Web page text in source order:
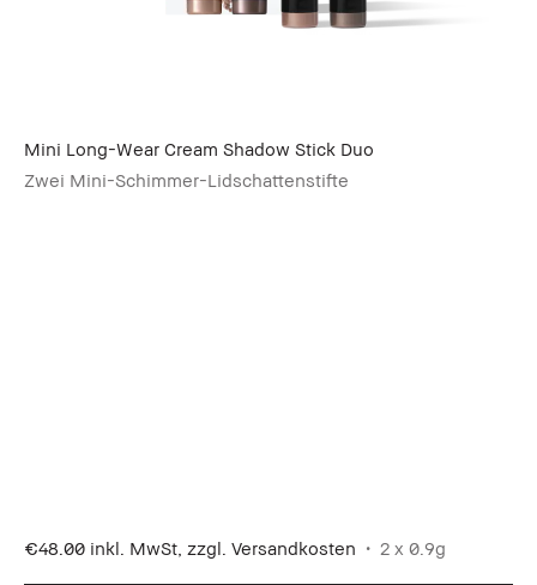
Mini Long-Wear Cream Shadow Stick Duo
Zwei Mini-Schimmer-Lidschattenstifte
€48.00 inkl. MwSt, zzgl. Versandkosten 2 x 0.9g